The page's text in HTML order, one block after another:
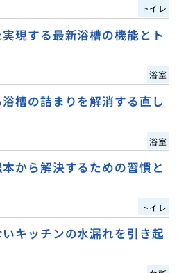
トイレ
現する最新浴槽の機能とト
浴室
槽の詰まりを解消する直し
浴室
から解決するための習慣と
トイレ
キッチンの水漏れを引き起